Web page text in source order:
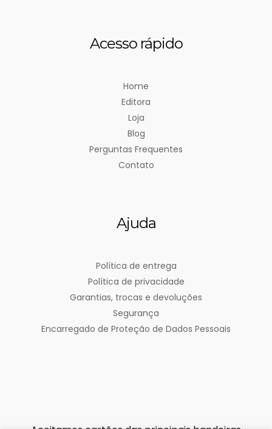
Acesso rápido
Home
Editora
Loja
Blog
Perguntas Frequentes
Contato
Ajuda
Política de entrega
Política de privacidade
Garantias, trocas e devoluções
Segurança
Encarregado de Proteção de Dados Pessoais